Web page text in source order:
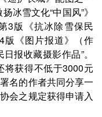
冰雪文化“中国风”》
3版《抗冰除雪保民
版《图片报道》（作
报收藏摄影作品”。
将获得不低于3000元
名的作者共同分享一
会之规定获得申请入